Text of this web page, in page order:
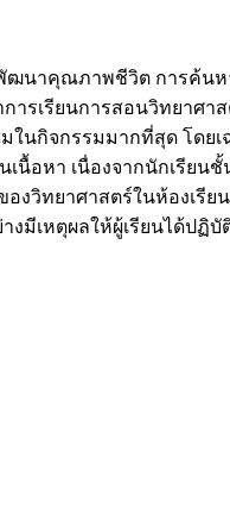
ฒนาคุณภาพชีวิต การค้น
ารเรียนการสอนวิทยาศา
ในกิจกรรมมากที่สุด โดยเ
นื้อหา เนื่องจากนักเรียนชั้
งวิทยาศาสตร์ในห้องเรีย
งมีเหตุผลให้ผู้เรียนได้ปฏิบั